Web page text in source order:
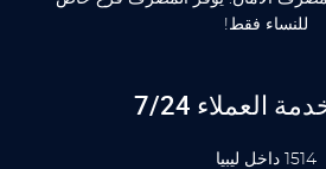
للنساء فقط!
العملاء 7/24
1514 داخل ليبيا